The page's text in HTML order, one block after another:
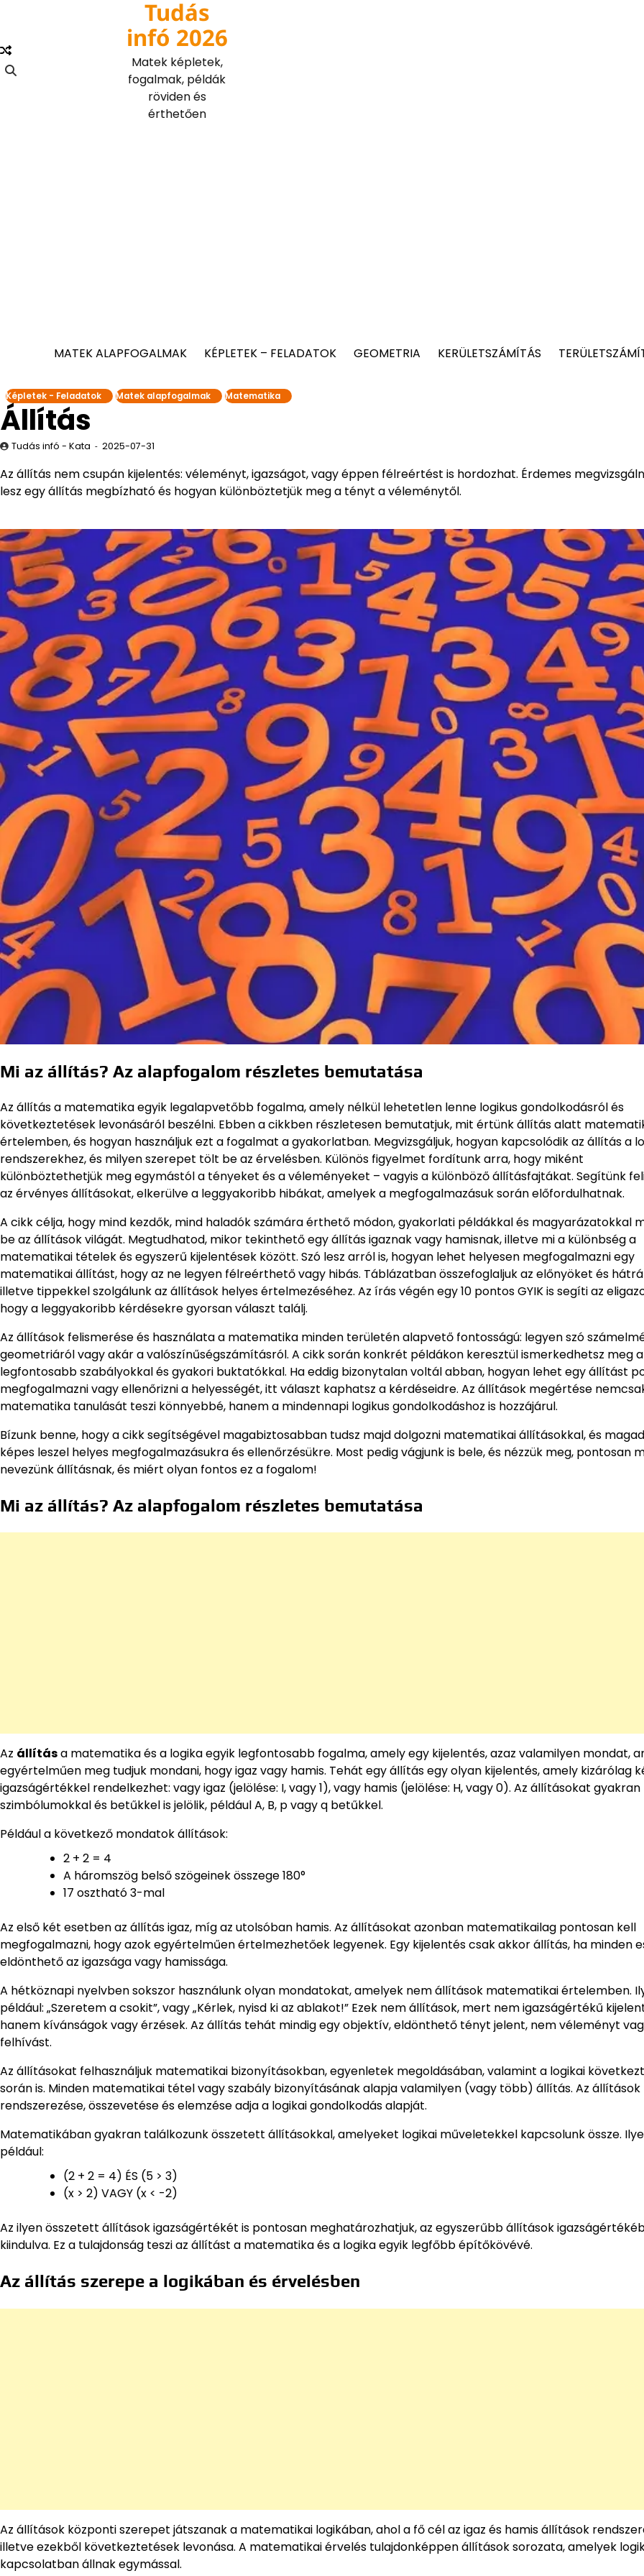
content
Tudás
infó 2026
Matek képletek,
fogalmak, példák
röviden és
érthetően
MATEK ALAPFOGALMAK KÉPLETEK – FELADATOK GEOMETRIA KERÜLETSZÁMÍTÁS
Képletek - Feladatok Matek alapfogalmak Matematika
Állítás
Tudás infó - Kata 2025-07-31
Az állítás nem csupán kijelentés: véleményt, igazságot, vagy éppen félreértést is hordozhat. Érdemes
lesz egy állítás megbízható és hogyan különböztetjük meg a tényt a véleménytől.
Mi az állítás? Az alapfogalom részletes bemutatása
Az állítás a matematika egyik legalapvetőbb fogalma, amely nélkül lehetetlen lenne logikus gondolkodásról és
következtetések levonásáról beszélni. Ebben a cikkben részletesen bemutatjuk, mit értünk állítás alatt
értelemben, és hogyan használjuk ezt a fogalmat a gyakorlatban. Megvizsgáljuk, hogyan kapcsolódik az állítás a
rendszerekhez, és milyen szerepet tölt be az érvelésben. Különös figyelmet fordítunk arra, hogy miként
különböztethetjük meg egymástól a tényeket és a véleményeket – vagyis a különböző állításfajtákat. Segítünk
az érvényes állításokat, elkerülve a leggyakoribb hibákat, amelyek a megfogalmazásuk során előfordulhatnak.
A cikk célja, hogy mind kezdők, mind haladók számára érthető módon, gyakorlati példákkal és magyarázatokkal
be az állítások világát. Megtudhatod, mikor tekinthető egy állítás igaznak vagy hamisnak, illetve mi a különbség a
matematikai tételek és egyszerű kijelentések között. Szó lesz arról is, hogyan lehet helyesen megfogalmazni egy
matematikai állítást, hogy az ne legyen félreérthető vagy hibás. Táblázatban összefoglaljuk az előnyöket és
illetve tippekkel szolgálunk az állítások helyes értelmezéséhez. Az írás végén egy 10 pontos GYIK is segíti az
hogy a leggyakoribb kérdésekre gyorsan választ találj.
Az állítások felismerése és használata a matematika minden területén alapvető fontosságú: legyen szó
geometriáról vagy akár a valószínűségszámításról. A cikk során konkrét példákon keresztül ismerkedhetsz meg a
legfontosabb szabályokkal és gyakori buktatókkal. Ha eddig bizonytalan voltál abban, hogyan lehet egy állítást
megfogalmazni vagy ellenőrizni a helyességét, itt választ kaphatsz a kérdéseidre. Az állítások megértése
matematika tanulását teszi könnyebbé, hanem a mindennapi logikus gondolkodáshoz is hozzájárul.
Bízunk benne, hogy a cikk segítségével magabiztosabban tudsz majd dolgozni matematikai állításokkal, és
képes leszel helyes megfogalmazásukra és ellenőrzésükre. Most pedig vágjunk is bele, és nézzük meg, pontosan
nevezünk állításnak, és miért olyan fontos ez a fogalom!
Mi az állítás? Az alapfogalom részletes bemutatása
Az állítása matematika és a logika egyik legfontosabb fogalma, amely egy kijelentés, azaz valamilyen mondat,
egyértelműen meg tudjuk mondani, hogy igaz vagy hamis. Tehát egy állítás egy olyan kijelentés, amely kizárólag
igazságértékkel rendelkezhet: vagy igaz (jelölése: I, vagy 1), vagy hamis (jelölése: H, vagy 0). Az állításokat gyakran
szimbólumokkal és betűkkel is jelölik, például A, B, p vagy q betűkkel.
Például a következő mondatok állítások:
2 + 2 = 4
A háromszög belső szögeinek összege 180°
17 osztható 3-mal
Az első két esetben az állítás igaz, míg az utolsóban hamis. Az állításokat azonban matematikailag pontosan kell
megfogalmazni, hogy azok egyértelműen értelmezhetőek legyenek. Egy kijelentés csak akkor állítás, ha minden
eldönthető az igazsága vagy hamissága.
A hétköznapi nyelvben sokszor használunk olyan mondatokat, amelyek nem állítások matematikai értelemben.
például: „Szeretem a csokit”, vagy „Kérlek, nyisd ki az ablakot!” Ezek nem állítások, mert nem igazságértékű
hanem kívánságok vagy érzések. Az állítás tehát mindig egy objektív, eldönthető tényt jelent, nem véleményt
felhívást.
Az állításokat felhasználjuk matematikai bizonyításokban, egyenletek megoldásában, valamint a logikai
során is. Minden matematikai tétel vagy szabály bizonyításának alapja valamilyen (vagy több) állítás. Az állítások
rendszerezése, összevetése és elemzése adja a logikai gondolkodás alapját.
Matematikában gyakran találkozunk összetett állításokkal, amelyeket logikai műveletekkel kapcsolunk össze.
például:
(2 + 2 = 4) ÉS (5 > 3)
(x > 2) VAGY (x < -2)
Az ilyen összetett állítások igazságértékét is pontosan meghatározhatjuk, az egyszerűbb állítások
kiindulva. Ez a tulajdonság teszi az állítást a matematika és a logika egyik legfőbb építőkövévé.
Az állítás szerepe a logikában és érvelésben
Az állítások központi szerepet játszanak a matematikai logikában, ahol a fő cél az igaz és hamis állítások
illetve ezekből következtetések levonása. A matematikai érvelés tulajdonképpen állítások sorozata, amelyek
kapcsolatban állnak egymással.